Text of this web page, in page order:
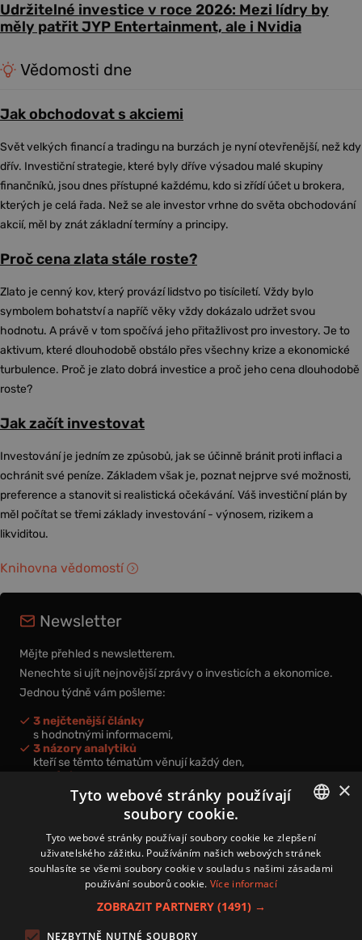
Udržitelné investice v roce 2026: Mezi lídry by
měly patřit JYP Entertainment, ale i Nvidia
Vědomosti dne
Jak obchodovat s akciemi
Svět velkých financí a tradingu na burzách je nyní otevřenější, než kdy
dřív. Investiční strategie, které byly dříve výsadou malé skupiny
finančníků, jsou dnes přístupné každému, kdo si zřídí účet u brokera,
kterých je celá řada. Než se ale investor vrhne do světa obchodování
akcií, měl by znát základní termíny a principy.
Proč cena zlata stále roste?
Zlato je cenný kov, který provází lidstvo po tisíciletí. Vždy bylo
symbolem bohatství a napříč věky vždy dokázalo udržet svou
hodnotu. A právě v tom spočívá jeho přitažlivost pro investory. Je to
aktivum, které dlouhodobě obstálo přes všechny krize a ekonomické
turbulence. Proč je zlato dobrá investice a proč jeho cena dlouhodobě
roste?
Jak začít investovat
Investování je jedním ze způsobů, jak se účinně bránit proti inflaci a
ochránit své peníze. Základem však je, poznat nejprve své možnosti,
preference a stanovit si realistická očekávání. Váš investiční plán by
měl počítat se třemi základy investování - výnosem, rizikem a
likviditou.
Knihovna vědomostí
Newsletter
Mějte přehled s newsletterem.
Nenechte si ujít nejnovější zprávy o investicích a ekonomice.
Jednou týdně vám pošleme:
3 nejčtenější články
s hodnotnými informacemi,
3 názory analytiků
kteří se těmto tématům věnují každý den,
nová videa a podcasty
k prohloubení vašich znalostí.
Přihlášením k newsletteru vyjadřujete svůj souhlas spodmínkami
zpracování osobních údajů.
Zásady používání souborů cookies
CZECH
×
Tyto webové stránky používají
soubory cookie.
Tyto webové stránky používají soubory cookie ke zlepšení
uživatelského zážitku. Používáním našich webových stránek
souhlasíte se všemi soubory cookie v souladu s našimi zásadami
používání souborů cookie. Více informací
ZOBRAZIT PARTNERY (1491) →
NEZBYTNĚ NUTNÉ SOUBORY